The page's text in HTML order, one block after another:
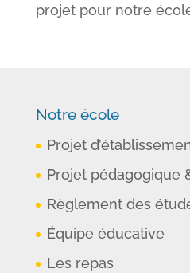
projet pour notre
Notre école
Projet
Projet pédagogique
Règlement des
Équipe éducative
Les repas